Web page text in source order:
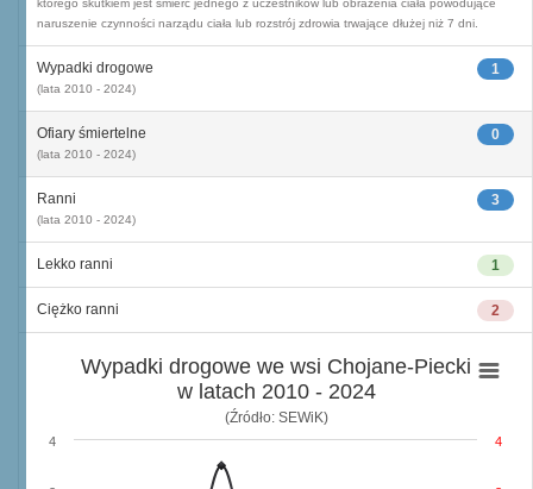
którego skutkiem jest śmierć jednego z uczestników lub obrażenia ciała powodujące
naruszenie czynności narządu ciała lub rozstrój zdrowia trwające dłużej niż 7 dni.
1
Wypadki drogowe
(lata 2010 - 2024)
0
Ofiary śmiertelne
(lata 2010 - 2024)
3
Ranni
(lata 2010 - 2024)
1
Lekko ranni
2
Ciężko ranni
Wypadki drogowe we wsi Chojane-Piecki
w latach 2010 - 2024
(Źródło: SEWiK)
4 4